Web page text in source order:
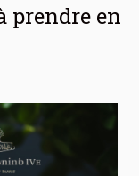
prendre en